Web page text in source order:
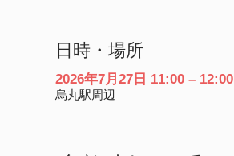
日時・場所
2026年7月27日 11:00 – 12:00
烏丸駅周辺